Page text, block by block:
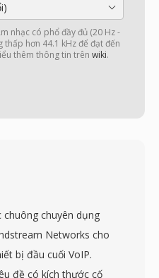
nhạc có phổ đầy đủ (20 Hz -
thấp hơn 44.1 kHz để đạt đến
thêm thông tin trên wiki.
chuông chuyên dụng
Networks cho
bị đầu cuối VoIP.
đề có kích thước cố